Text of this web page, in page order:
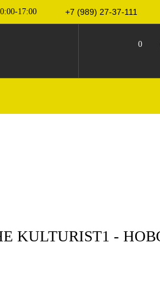
17:00 +7 (989) 27-37-111
0
-